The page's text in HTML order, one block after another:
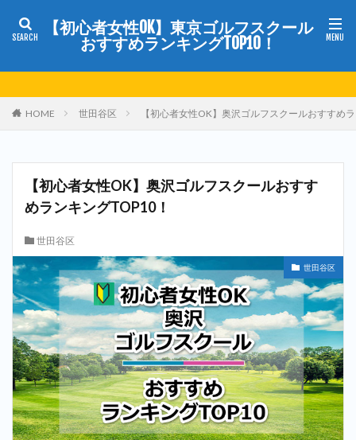
【初心者女性OK】東京ゴルフスクール
おすすめランキングTOP10！
HOME 世田谷区 【初心者女性OK】奥沢ゴルフスクールおすすめ
【初心者女性OK】奥沢ゴルフスクールおすす
めランキングTOP10！
世田谷区
世田谷区